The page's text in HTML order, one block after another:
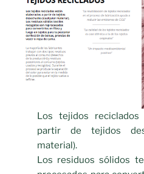
Los tejidos
partir de tejidos
material).
Los residuos sólidos